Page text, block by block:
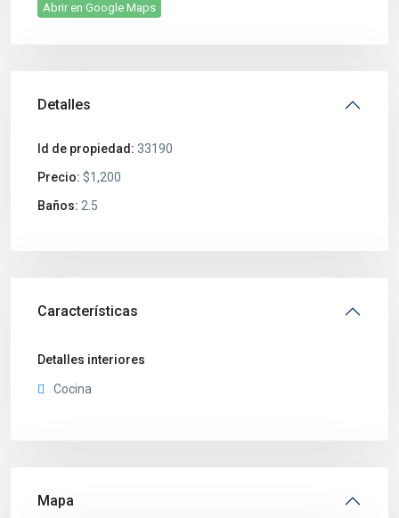
Abrir en Google Maps
Detalles
Id de propiedad: 33190
Precio: $1,200
Baños: 2.5
Características
Detalles interiores
Cocina
Mapa